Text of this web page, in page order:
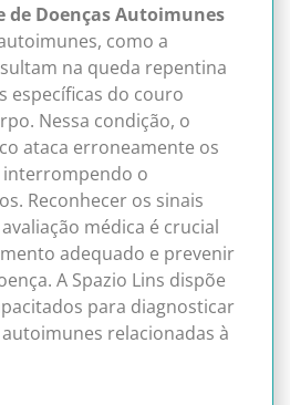
de Doenças Autoimunes
como a
na queda repentina
específicas do couro
Nessa condição, o
ataca erroneamente os
interrompendo o
Reconhecer os sinais
médica é crucial
adequado e prevenir
A Spazio Lins dispõe
para diagnosticar
relacionadas à